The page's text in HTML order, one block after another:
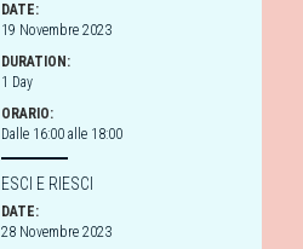
DATE:
19 Novembre 2023
DURATION:
1 Day
ORARIO:
Dalle 16:00 alle 18:00
ESCI E RIESCI
DATE:
28 Novembre 2023